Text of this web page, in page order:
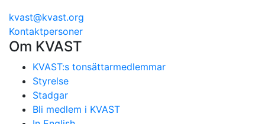
kvast@kvast.org
Kontaktpersoner
Om KVAST
KVAST:s tonsättarmedlemmar
Styrelse
Stadgar
Bli medlem i KVAST